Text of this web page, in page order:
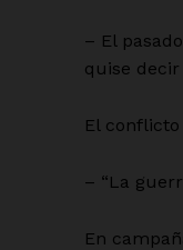
– El
quise
El conflicto
– “La
En